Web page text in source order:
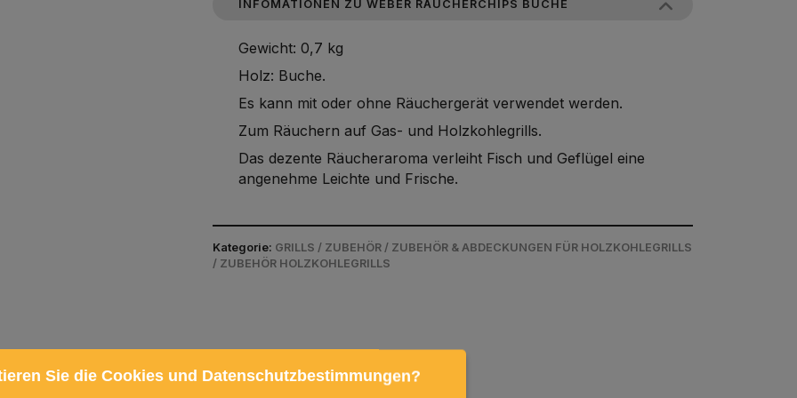
INFOMATIONEN ZU WEBER RÄUCHERCHIPS BUCHE
Gewicht: 0,7 kg
Holz: Buche.
Es kann mit oder ohne Räuchergerät verwendet werden.
Zum Räuchern auf Gas- und Holzkohlegrills.
Das dezente Räucheraroma verleiht Fisch und Geflügel eine
angenehme Leichte und Frische.
Kategorie: GRILLS / ZUBEHÖR / ZUBEHÖR & ABDECKUNGEN FÜR HOLZKOHLEGRILLS
/ ZUBEHÖR HOLZKOHLEGRILLS
Sie die Cookies und Datenschutzbestimmungen?